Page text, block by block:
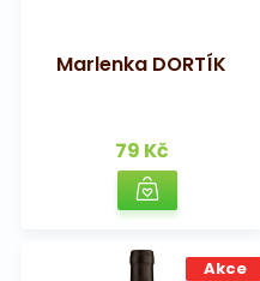
Na pohřeb
Marlenka DORTÍK
79 Kč
Akce